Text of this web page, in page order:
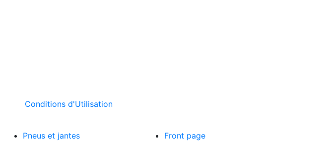
Conditions d'Utilisation
Pneus et jantes
Front page